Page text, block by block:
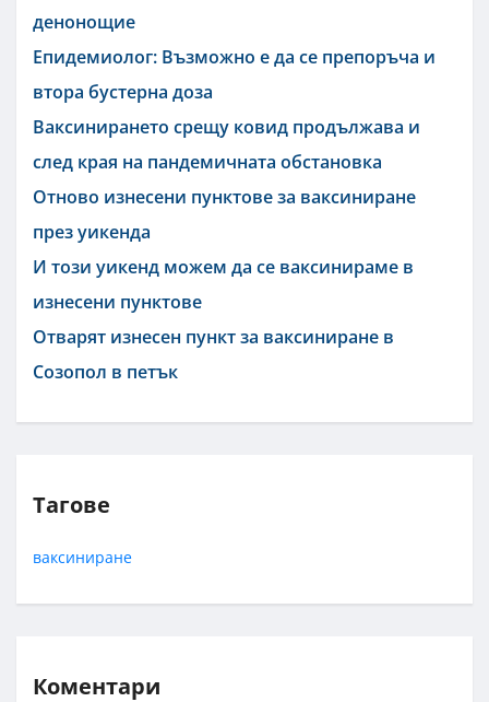
денонощие
Епидемиолог: Възможно е да се препоръча и
втора бустерна доза
Ваксинирането срещу ковид продължава и
след края на пандемичната обстановка
Отново изнесени пунктове за ваксиниране
през уикенда
И този уикенд можем да се ваксинираме в
изнесени пунктове
Отварят изнесен пункт за ваксиниране в
Созопол в петък
Тагове
ваксиниране
Коментари